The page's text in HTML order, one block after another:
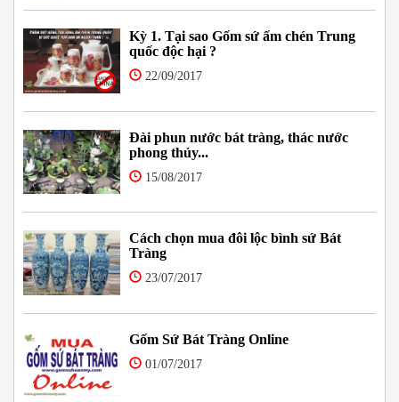
Kỳ 1. Tại sao Gốm sứ ấm chén Trung
quốc độc hại ?
22/09/2017
Đài phun nước bát tràng, thác nước
phong thủy...
15/08/2017
Cách chọn mua đôi lộc bình sứ Bát
Tràng
23/07/2017
Gốm Sứ Bát Tràng Online
01/07/2017